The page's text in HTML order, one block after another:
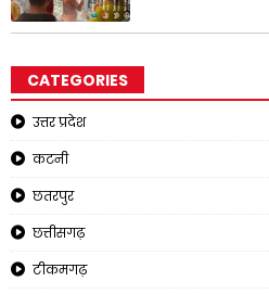
CATEGORIES
उत्तर प्रदेश
कटनी
छतरपुर
छत्तीसगढ़
टीकमगढ़